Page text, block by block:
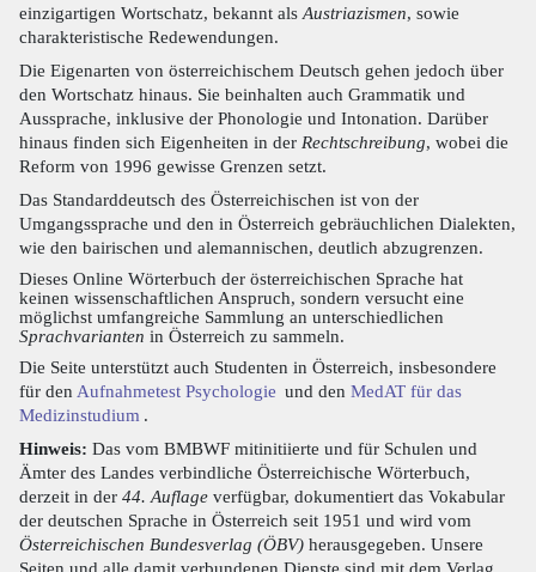
einzigartigen Wortschatz, bekannt als Austriazismen, sowie
charakteristische Redewendungen.
Die Eigenarten von österreichischem Deutsch gehen jedoch über
den Wortschatz hinaus. Sie beinhalten auch Grammatik und
Aussprache, inklusive der Phonologie und Intonation. Darüber
hinaus finden sich Eigenheiten in der Rechtschreibung, wobei die
Reform von 1996 gewisse Grenzen setzt.
Das Standarddeutsch des Österreichischen ist von der
Umgangssprache und den in Österreich gebräuchlichen Dialekten,
wie den bairischen und alemannischen, deutlich abzugrenzen.
Dieses Online Wörterbuch der österreichischen Sprache hat
keinen wissenschaftlichen Anspruch, sondern versucht eine
möglichst umfangreiche Sammlung an unterschiedlichen
Sprachvarianten in Österreich zu sammeln.
Die Seite unterstützt auch Studenten in Österreich, insbesondere
für den Aufnahmetest Psychologie und den MedAT für das
Medizinstudium .
Hinweis: Das vom BMBWF mitinitiierte und für Schulen und
Ämter des Landes verbindliche Österreichische Wörterbuch,
derzeit in der 44. Auflage verfügbar, dokumentiert das Vokabular
der deutschen Sprache in Österreich seit 1951 und wird vom
Österreichischen Bundesverlag (ÖBV) herausgegeben. Unsere
Seiten und alle damit verbundenen Dienste sind mit dem Verlag